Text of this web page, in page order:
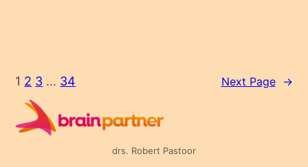
1 2 3 … 34 Next Page →
drs. Robert Pastoor